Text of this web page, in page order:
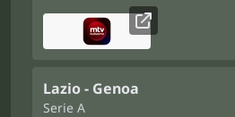
Lazio - Genoa
Serie A